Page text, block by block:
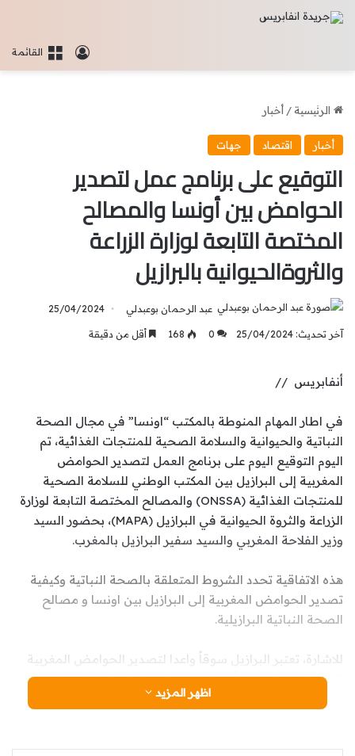
القائمةتسجيل
الرئيسية/ أخبار
أخبار اقتصاد جهات
التوقيع على برنامج عمل لتصدير
الحوامض بين أونسا والمصالح
المختصة التابعة لوزارة الزراعة
والثروةالحيوانية بالبرازيل
عبد الرحمان بوعبدلي 25/04/2024
آخر تحديث: 25/04/2024 0
168 أقل من دقيقة
أنفابريس //
في اطار المهام المنوطة بالمكتب “اونسا” في مجال الصحة
النباتية والحيوانية والسلامة الصحية للمنتجات الغذائية، تم
اليوم التوقيع اليوم على برنامج العمل لتصدير الحوامض
المغربية إلى البرازيل بين المكتب الوطني للسلامة الصحية
للمنتجات الغذائية (ONSSA) والمصالح المختصة التابعة لوزارة
الزراعة والثروة الحيوانية في البرازيل (MAPA)، بحضور السيد
وزير الفلاحة المغربي والسيد سفير البرازيل بالمغرب.
هذه الاتفاقية تحدد الشروط المتعلقة بالصحة النباتية وكيفية
تصدير الحوامض المغربية إلى البرازيل بين اونسا و مصالح
الصحة النباتية البرازيلية.
للاشارة، تعتبر البرازيل سوقاً واعدا لتصدير الحوامض المغربية
اليها، بالنظر إلى إلى أهميتها لدى المستهلك البرازيلي، إضافة
إلى ان انتاج الحوامض المغربية تكون خارج مواسم الإنتاج
اظهر المزيد